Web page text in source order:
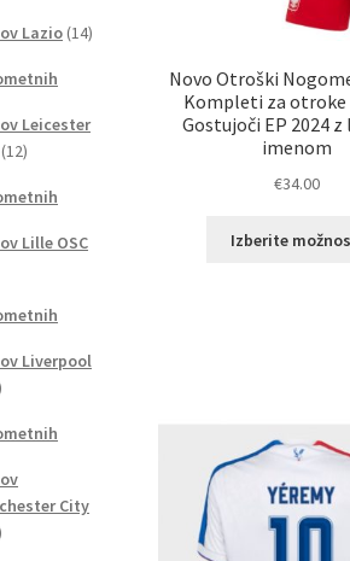
Novo Otroški
Kompleti za otroke
Gostujoči EP 2024
imenom
€34.00
Izberite
Lazio 1414
Leicester
1212
Lille OSC
Liverpool
City